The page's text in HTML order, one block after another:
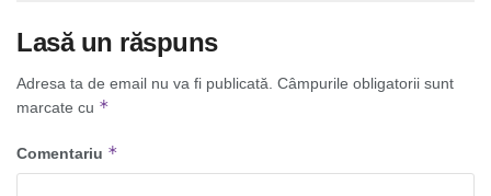
Lasă un răspuns
Adresa ta de email nu va fi publicată. Câmpurile obligatorii sunt
marcate cu *
Comentariu *